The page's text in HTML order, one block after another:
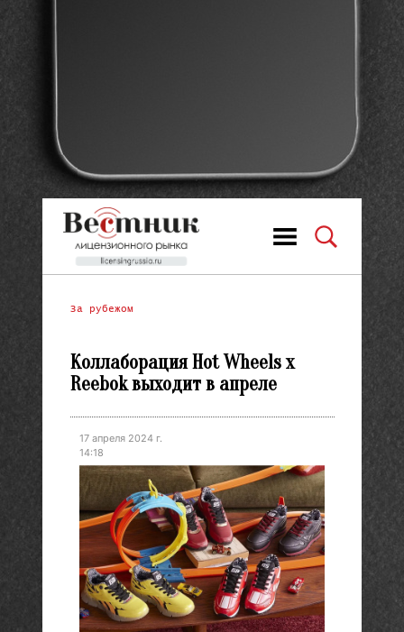
За рубежом
Коллаборация Hot Wheels x
Reebok выходит в апреле
17 апреля 2024 г.
14:18